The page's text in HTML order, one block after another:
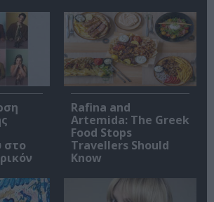
στο
Rafina and
Artemida: The Greek
Food Stops
Travellers Should
Know